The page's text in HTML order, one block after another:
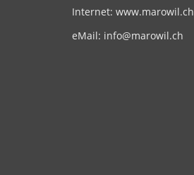
Internet: www.marowil.ch
eMail: info@marowil.ch